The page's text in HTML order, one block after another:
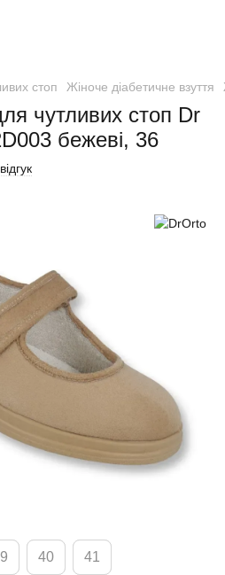
стоп Жіноче діабетичне взуття
чутливих стоп Dr
бежеві, 36
40 41